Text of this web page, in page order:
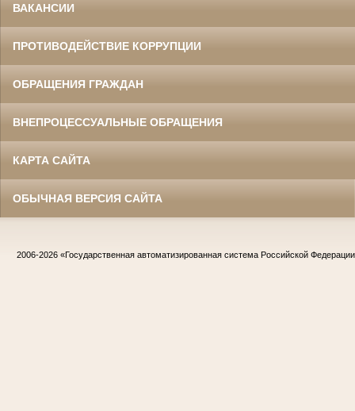
ВАКАНСИИ
ПРОТИВОДЕЙСТВИЕ КОРРУПЦИИ
ОБРАЩЕНИЯ ГРАЖДАН
ВНЕПРОЦЕССУАЛЬНЫЕ ОБРАЩЕНИЯ
КАРТА САЙТА
ОБЫЧНАЯ ВЕРСИЯ САЙТА
2006-2026 «Государственная автоматизированная система Российской